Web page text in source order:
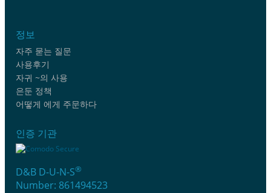
정보
자주 묻는 질문
사용후기
자귀 ~의 사용
은둔 정책
어떻게 에게 주문하다
인증 기관
D&B D-U-N-S®
Number: 861494523